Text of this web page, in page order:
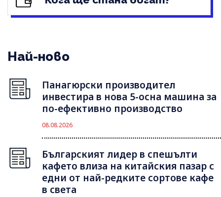
Най-ново
Панагюрски производител
инвестира в нова 5-осна машина за
по-ефективно производство
08.08.2026
Българският лидер в спешълти
кафето влиза на китайския пазар с
едни от най-редките сортове кафе
в света